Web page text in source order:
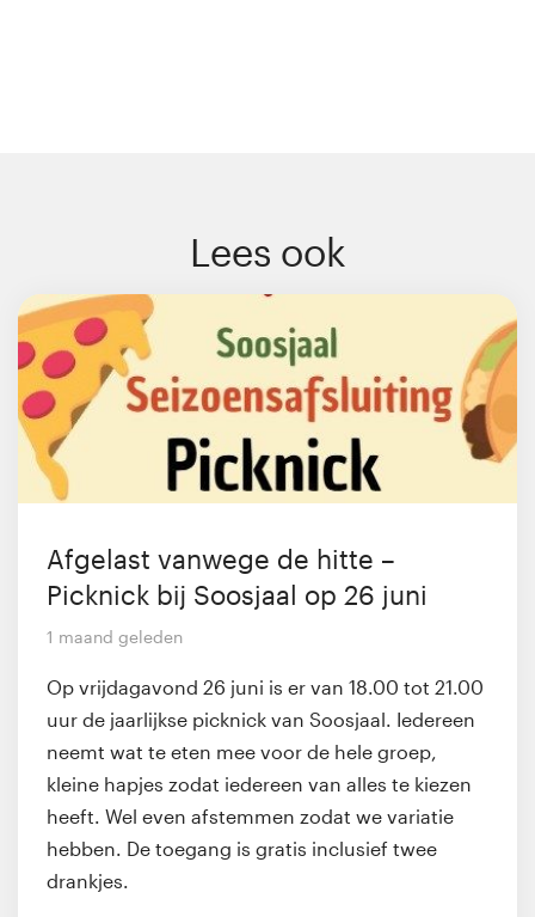
Lees ook
Afgelast vanwege de hitte –
Picknick bij Soosjaal op 26 juni
1 maand geleden
Op vrijdagavond 26 juni is er van 18.00 tot 21.00
uur de jaarlijkse picknick van Soosjaal. Iedereen
neemt wat te eten mee voor de hele groep,
kleine hapjes zodat iedereen van alles te kiezen
heeft. Wel even afstemmen zodat we variatie
hebben. De toegang is gratis inclusief twee
drankjes.